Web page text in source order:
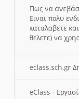
Πως να
Ειναι πολυ
καταλαβετε
θελετε) να
eclass.sch.gr
eClass -